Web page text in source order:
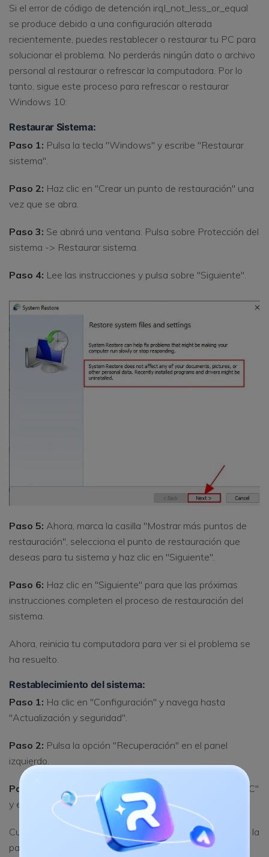
Si el error de código de detención irql_not_less_or_equal
se produce debido a una configuración alterada
recientemente, puedes restablecer o restaurar tu PC para
solucionar el problema. No perderás ningún dato o archivo
personal al restaurar o refrescar la computadora. Por lo
tanto, sigue este proceso para refrescar o restaurar
Windows 10:
Restaurar Sistema:
Paso 1: Pulsa la tecla "Windows" y escribe "Restaurar
sistema".
Paso 2: Haz clic en "Crear un punto de restauración" una
vez que se abra.
Paso 3: Se abrirá una ventana. Pulsa sobre Protección del
sistema -> Restaurar sistema.
Paso 4: Lee las instrucciones y pulsa sobre "Siguiente".
Paso 5: Ahora, marca la casilla "Mostrar más puntos de
restauración", selecciona el punto de restauración que
deseas para tu sistema y haz clic en "Siguiente".
Paso 6: Haz clic en "Siguiente" para que las próximas
instrucciones completen el proceso de restauración del
sistema.
Ahora, reinicia tu computadora para ver si el problema se
ha resuelto.
Restablecimiento del sistema:
Paso 1: Ha clic en "Configuración" y navega hasta
"Actualización y seguridad".
Paso 2: Pulsa la opción "Recuperación" en el panel
izquierdo.
Paso 3:
Ahora, pulsa en "Iniciar" en "Restablecer esta PC"
y elige conservar tus archivos.
Cuando el proceso se complete, comprueba si el error de la
pantalla azul persiste o no.